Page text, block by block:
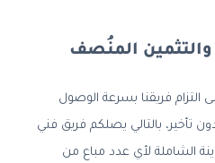
فريقنا بسرعة الوصول
تأخير، بالتالي يصلكم فريق فني
الشاملة لأي عدد مباع من